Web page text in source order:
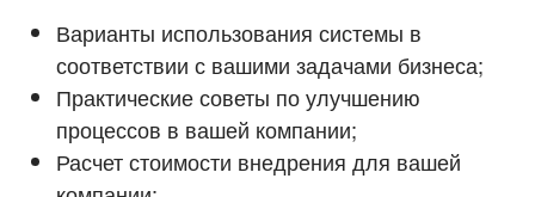
Варианты использования системы в
соответствии с вашими задачами бизнеса;
Практические советы по улучшению
процессов в вашей компании;
Расчет стоимости внедрения для вашей